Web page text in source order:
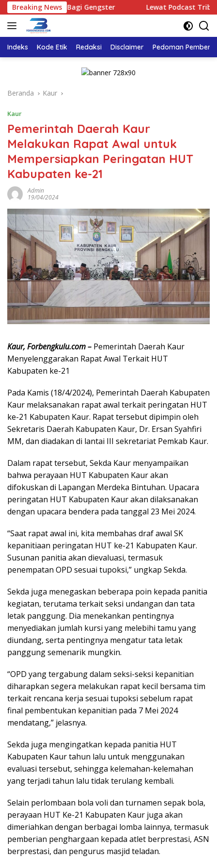
Langsung
ke
konten
Breaking News
Bagi Gengster Lewat Podcast Tribun
Indeks Kode Etik Redaksi Disclaimer Pedoman
Beranda Kaur
Kaur
Pemerintah Daerah Kaur
Melakukan Rapat Awal untuk
Mempersiapkan Peringatan HUT
Kabupaten ke-21
Admin
19/04/2024
Kaur, Forbengkulu.com – Pemerintah Daerah Kaur
Menyelenggarakan Rapat Awal Terkait HUT
Kabupaten ke-21
Pada Kamis (18/4/2024), Pemerintah Daerah Kabupaten
Kaur melaksanakan rapat awal terkait peringatan HUT
ke-21 Kabupaten Kaur. Rapat tersebut dipimpin oleh
Sekretaris Daerah Kabupaten Kaur, Dr. Ersan Syahfiri
MM, dan diadakan di lantai III sekretariat Pemkab Kaur.
Dalam rapat tersebut, Sekda Kaur menyampaikan
bahwa perayaan HUT Kabupaten Kaur akan
difokuskan di Lapangan Merdeka Bintuhan. Upacara
peringatan HUT Kabupaten Kaur akan dilaksanakan
dengan upacara bendera pada tanggal 23 Mei 2024.
“Saat rapat awal ini, kita membahas draf awal SK
kepanitiaan peringatan HUT ke-21 Kabupaten Kaur.
Susunan panitia akan dievaluasi, termasuk
penempatan OPD sesuai tupoksi,” ungkap Sekda.
Sekda juga menegaskan beberapa poin kepada panitia
kegiatan, terutama terkait seksi undangan dan tata
letak panggung. Dia menekankan pentingnya
menyediakan jumlah kursi yang melebihi tamu yang
diundang, serta pentingnya mengatur tata letak
panggung semenarik mungkin.
“OPD yang tergabung dalam seksi-seksi kepanitian
diharapkan segera melakukan rapat kecil bersama tim
terkait rencana kerja sesuai tupoksi sebelum rapat
final pembentukan kepanitian pada 7 Mei 2024
mendatang,” jelasnya.
Sekda juga mengingatkan kepada panitia HUT
Kabupaten Kaur tahun lalu untuk menggunakan
evaluasi tersebut, sehingga kelemahan-kelemahan
yang terjadi tahun lalu tidak terulang kembali.
Selain perlombaan bola voli dan turnamen sepak bola,
perayaan HUT Ke-21 Kabupaten Kaur juga akan
dimeriahkan dengan berbagai lomba lainnya, termasuk
pemberian penghargaan kepada atlet berprestasi, ASN
berprestasi, dan pengurus masjid teladan.